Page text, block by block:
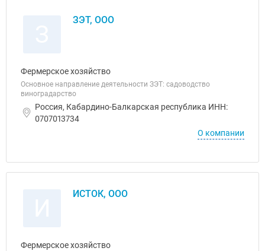
ЗЭТ, ООО
Фермерское хозяйство
Основное направление деятельности ЗЭТ: садоводство
виноградарство
Россия, Кабардино-Балкарская республика ИНН:
0707013734
О компании
ИСТОК, ООО
Фермерское хозяйство